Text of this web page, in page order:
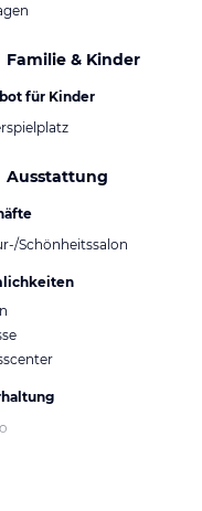
Familie & Kinder
für Kinder
Ausstattung
Schönheitssalon